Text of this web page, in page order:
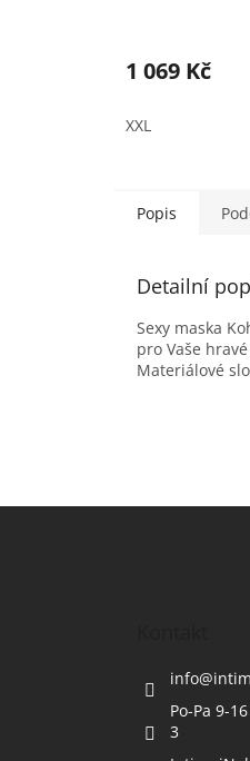
1 069 Kč
XXL
Popis
Detailní
Sexy maska
pro Vaše
Materiálové
Z
info@
Po-Pa 9-
3